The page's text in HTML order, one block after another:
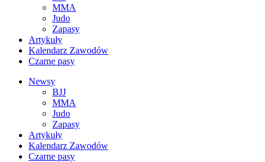
MMA
Judo
Zapasy
Artykuły
Kalendarz Zawodów
Czarne pasy
Newsy
BJJ
MMA
Judo
Zapasy
Artykuły
Kalendarz Zawodów
Czarne pasy